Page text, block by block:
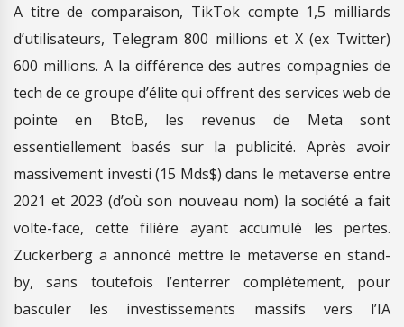
A titre de comparaison, TikTok compte 1,5 milliards
d’utilisateurs, Telegram 800 millions et X (ex Twitter)
600 millions. A la différence des autres compagnies de
tech de ce groupe d’élite qui offrent des services web de
pointe en BtoB, les revenus de Meta sont
essentiellement basés sur la publicité. Après avoir
massivement investi (15 Mds$) dans le metaverse entre
2021 et 2023 (d’où son nouveau nom) la société a fait
volte-face, cette filière ayant accumulé les pertes.
Zuckerberg a annoncé mettre le metaverse en stand-
by, sans toutefois l’enterrer complètement, pour
basculer les investissements massifs vers l’IA